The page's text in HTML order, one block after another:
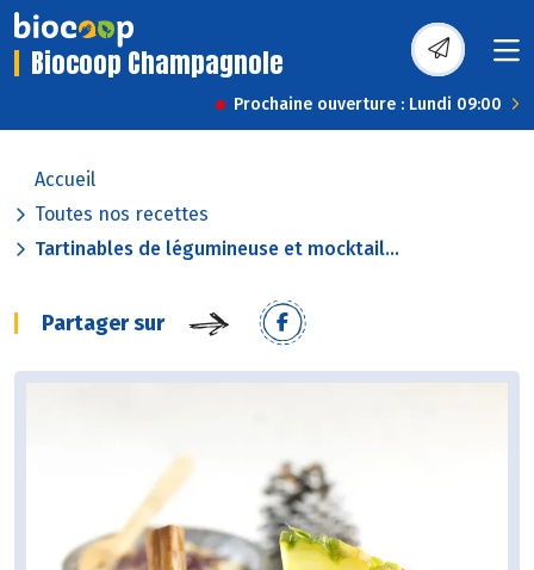
Biocoop Champagnole
Prochaine ouverture : Lundi 09:00
Accueil
Toutes nos recettes
Tartinables de légumineuse et mocktail...
Partager sur